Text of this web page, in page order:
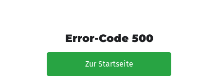
Error-Code 500
Zur Startseite